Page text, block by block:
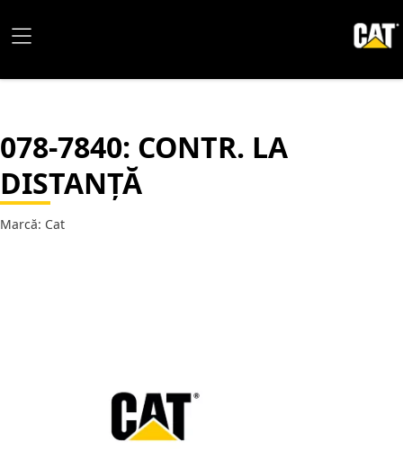
078-7840: CONTR. LA
DISTANȚĂ
Marcă: Cat